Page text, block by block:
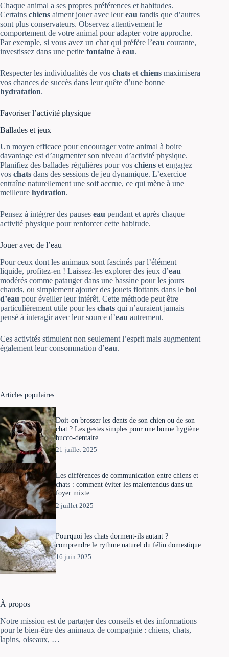
Chaque animal a ses propres préférences et habitudes.
Certains chiens aiment jouer avec leureau tandis que d’autres
sont plus conservateurs. Observez attentivement le
comportement de votre animal pour adapter votre approche.
Par exemple, si vous avez un chat qui préfère l’eau courante,
investissez dans une petite fontaine à eau.
Respecter les individualités de vos chats et chiens maximisera
vos chances de succès dans leur quête d’une bonne
hydratation.
Favoriser l’activité physique
Ballades et jeux
Un moyen efficace pour encourager votre animal à boire
davantage est d’augmenter son niveau d’activité physique.
Planifiez des ballades régulières pour vos chiens et engagez
vos chats dans des sessions de jeu dynamique. L’exercice
entraîne naturellement une soif accrue, ce qui mène à une
meilleure hydration.
Pensez à intégrer des pauses eau pendant et après chaque
activité physique pour renforcer cette habitude.
Jouer avec de l’eau
Pour ceux dont les animaux sont fascinés par l’élément
liquide, profitez-en ! Laissez-les explorer des jeux d’eau
modérés comme patauger dans une bassine pour les jours
chauds, ou simplement ajouter des jouets flottants dans le bol
d’eau pour éveiller leur intérêt. Cette méthode peut être
particulièrement utile pour les chats qui n’auraient jamais
pensé à interagir avec leur source d’eau autrement.
Ces activités stimulent non seulement l’esprit mais augmentent
également leur consommation d’eau.
Articles populaires
Doit-on brosser les dents de son chien ou de son
chat ? Les gestes simples pour une bonne hygiène
bucco-dentaire
21 juillet 2025
Les différences de communication entre chiens et
chats : comment éviter les malentendus dans un
foyer mixte
2 juillet 2025
Pourquoi les chats dorment-ils autant ?
comprendre le rythme naturel du félin domestique
16 juin 2025
À propos
Notre mission est de partager des conseils et des informations
pour le bien-être des animaux de compagnie : chiens, chats,
lapins, oiseaux, …